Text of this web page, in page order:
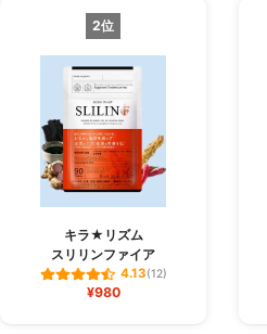
2位
キラ★リズム
スリリンファイア
4.13(12)
¥980